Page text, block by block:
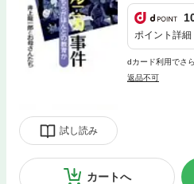
試し読み
ポイント詳細
dカード利用でさ
返品不可
カートへ